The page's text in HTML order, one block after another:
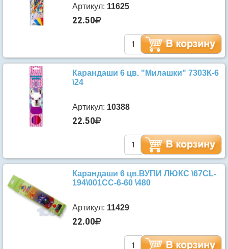
Артикул: 11625
22.50
Карандаши 6 цв. "Милашки" 7303К-6
\24
Артикул: 10388
22.50
Карандаши 6 цв.ВУПИ ЛЮКС \67CL-
194\001СС-6-60 \480
Артикул: 11429
22.00